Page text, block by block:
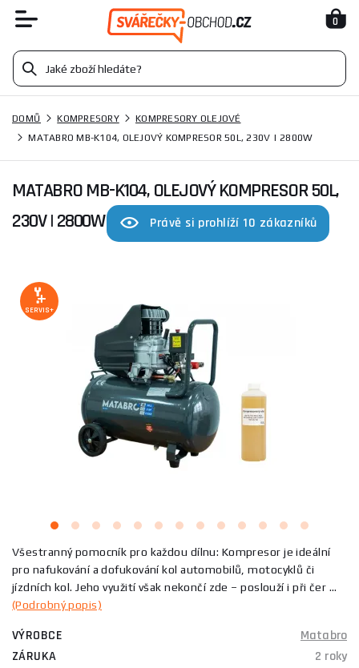
0
DOMŮ KOMPRESORY
KOMPRESORY OLEJOVÉ
MATABRO MB-K104, OLEJOVÝ KOMPRESOR 50L, 230V | 2800W
MATABRO MB-K104, OLEJOVÝ KOMPRESOR 50L,
230V | 2800W
Právě si prohlíží 10 zákazníků
SERVIS+
Všestranný pomocník pro každou dílnu: Kompresor je ideální
pro nafukování a dofukování kol automobilů, motocyklů či
jízdních kol. Jeho využití však nekončí zde – poslouží i při čer ...
(Podrobný popis)
VÝROBCE
Matabro
ZÁRUKA
2 roky